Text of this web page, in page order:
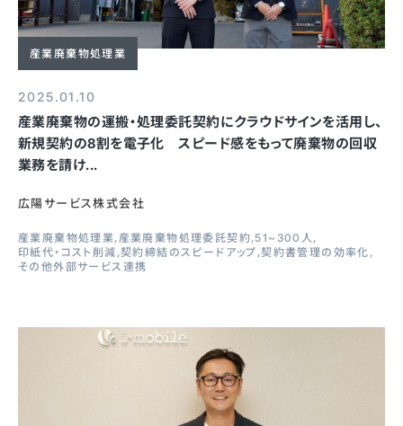
産業廃棄物処理業
2025.01.10
産業廃棄物の運搬・処理委託契約にクラウドサインを活用し、
新規契約の8割を電子化 スピード感をもって廃棄物の回収
業務を請け...
広陽サービス株式会社
産業廃棄物処理業 産業廃棄物処理委託契約 51~300人
印紙代・コスト削減 契約締結のスピードアップ 契約書管理の効率化
その他外部サービス連携